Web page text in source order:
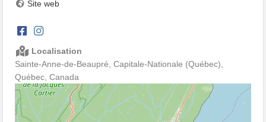
Site web
Localisation
Sainte-Anne-de-Beaupré, Capitale-Nationale (Québec),
Québec, Canada